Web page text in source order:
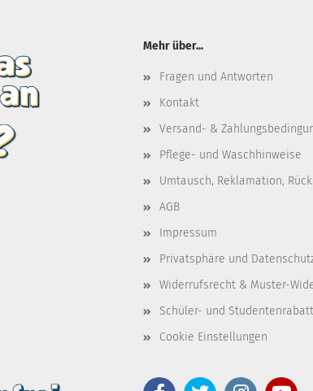
Mehr über...
Fragen und Antworten
Kontakt
Versand- &
Pflege- und Waschhinweise
Umtausch, Reklamation,
AGB
Impressum
Privatsphäre und
Widerrufsrecht & Muster-
Schüler- und Studentenrabatt
Cookie Einstellungen